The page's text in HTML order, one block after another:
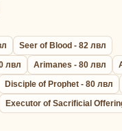
Seer of Blood - 82 лвл
лвл
Arimanes - 80 лвл
Disciple of Prophet - 80 лвл
Executor of Sacrificial